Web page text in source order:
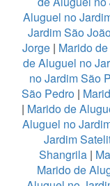
Aluguel no
Jardim São
Jorge | Marido
de Aluguel no
no Jardim São
São Pedro |
| Marido de
Aluguel no
Jardim
Shangrila|
Marido de